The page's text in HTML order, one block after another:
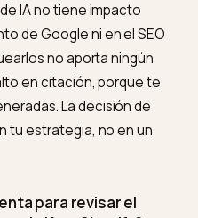
para ser citado?
SearchBot y ChatGPT-
para Perplexity y
en vivo para
y citan sus fuentes.
de las respuestas de